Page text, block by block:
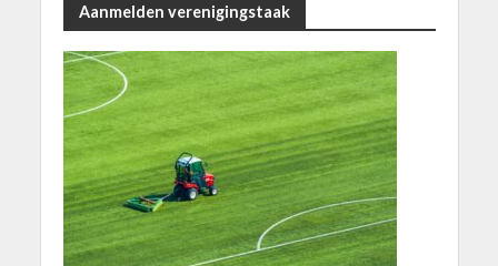
Aanmelden verenigingstaak